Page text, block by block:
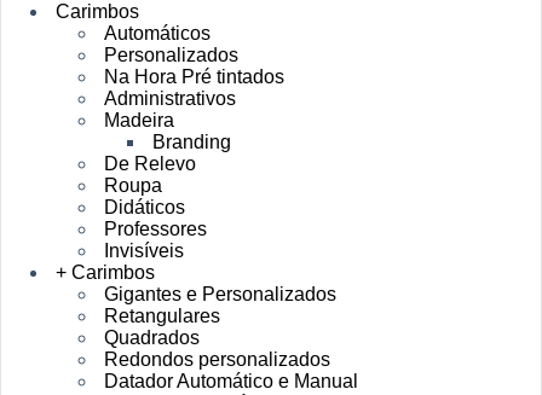
Carimbos
Automáticos
Personalizados
Na Hora Pré tintados
Administrativos
Madeira
Branding
De Relevo
Roupa
Didáticos
Professores
Invisíveis
+ Carimbos
Gigantes e Personalizados
Retangulares
Quadrados
Redondos personalizados
Datador Automático e Manual